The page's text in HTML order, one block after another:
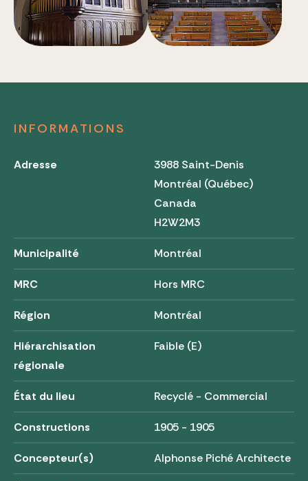
INFORMATIONS
Adresse
3988 Saint-Denis
Montréal (Québec)
Canada
H2W2M3
Municipalité Montréal
MRC Hors MRC
Région Montréal
Hiérarchisation
régionale
Faible (E)
État du lieu Recyclé - Commercial
Constructions 1905 - 1905
Concepteur(s) Alphonse Piché Architecte